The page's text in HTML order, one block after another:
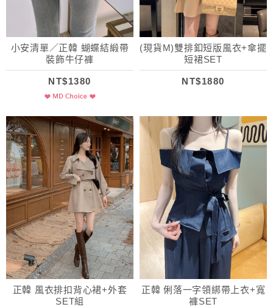
小安清單／正韓 蝴蝶結緞帶
裝飾牛仔褲
NT$1380
(現貨M)雙排釦短版風衣+傘擺
短裙SET
NT$1880
正韓 風衣排扣背心裙+外套
SET組
正韓 俐落一字領綁帶上衣+寬
褲SET